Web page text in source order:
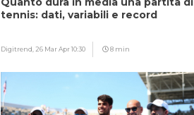
tennis: dati, variabili e record
Digitrend, 26 Mar Apr 10:30 8 min